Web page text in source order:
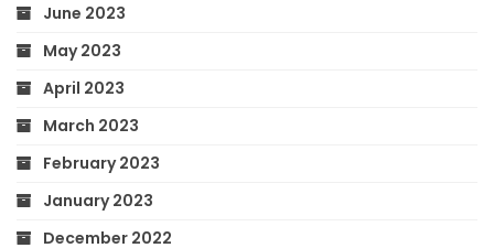
June 2023
May 2023
April 2023
March 2023
February 2023
January 2023
December 2022